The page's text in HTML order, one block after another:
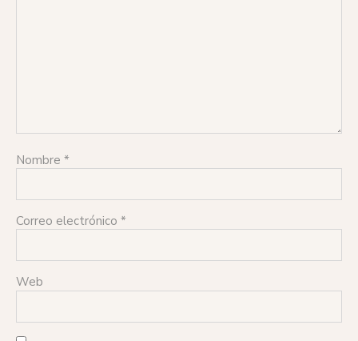
Nombre *
Correo electrónico *
Web